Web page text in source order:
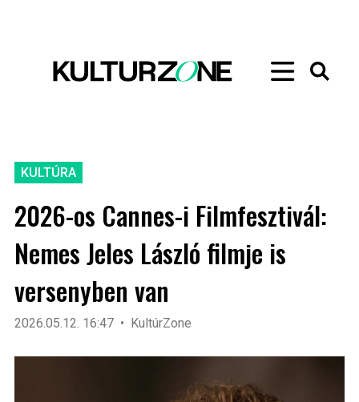
KULTÚRA
2026-os Cannes-i Filmfesztivál:
Nemes Jeles László filmje is
versenyben van
2026.05.12. 16:47 KultúrZone